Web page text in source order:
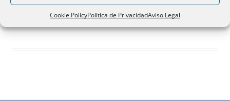
Cookie PolicyPolítica de PrivacidadAviso Legal
Registro
¿Has olvidado tu contraseña?